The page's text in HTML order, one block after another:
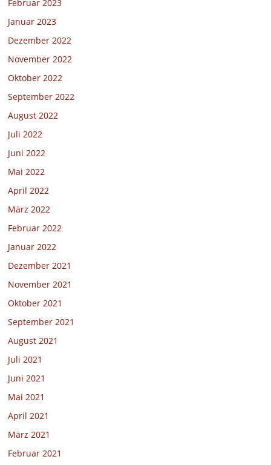
Februar 2023
Januar 2023
Dezember 2022
November 2022
Oktober 2022
September 2022
August 2022
Juli 2022
Juni 2022
Mai 2022
April 2022
März 2022
Februar 2022
Januar 2022
Dezember 2021
November 2021
Oktober 2021
September 2021
August 2021
Juli 2021
Juni 2021
Mai 2021
April 2021
März 2021
Februar 2021